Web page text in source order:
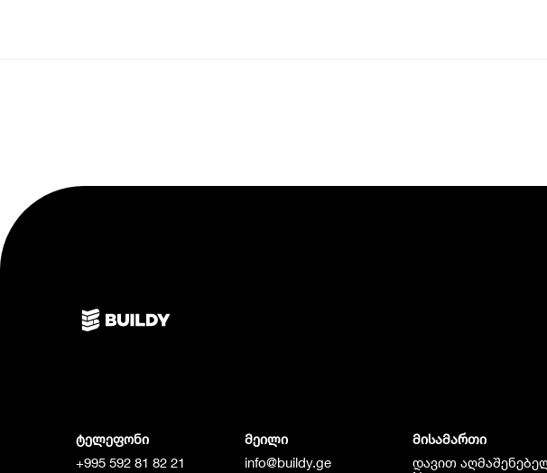
ტელეფონი
+995 592 81 82 21
მეილი
info@buildy.ge
მისამართი
დავით